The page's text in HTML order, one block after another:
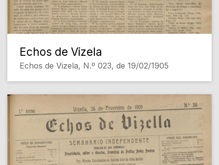
Echos de Vizela
Echos de Vizela, N.º 023, de 19/02/1905